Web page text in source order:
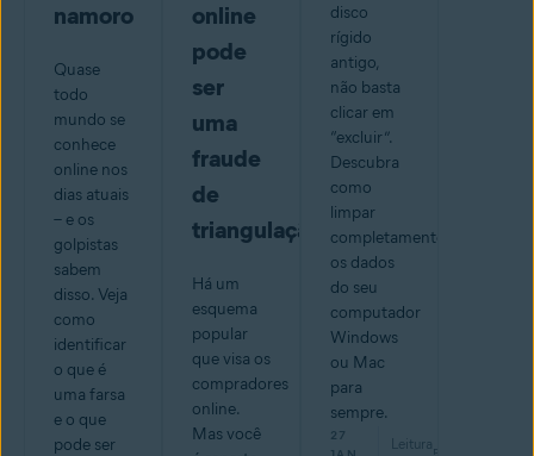
namoro
Quase
todo
mundo se
conhece
online nos
dias atuais
– e os
golpistas
sabem
disso. Veja
como
identificar
o que é
uma farsa
e o que
pode ser
online
pode
ser
uma
fraude
de
triangulação
Há um
esquema
popular
que visa os
compradores
online.
Mas você
disco
rígido
antigo,
não basta
clicar em
“excluir”.
Descubra
como
limpar
completamente
os dados
do seu
computador
Windows
ou Mac
para
sempre.
27
Leitura